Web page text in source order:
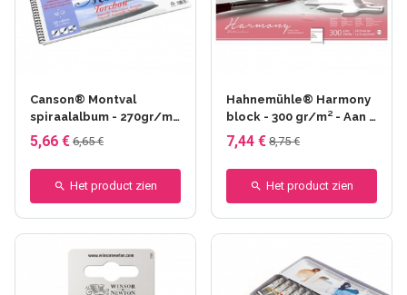
Canson® Montval
spiraalalbum - 270gr/m²
- Handdoekkorrel
5,66 € 6,65 €
Het product zien
Hahnemühle® Harmony
block - 300 gr/m² - Aan 4
zijden verlijmd - Fijne
korrel
7,44 € 8,75 €
Het product zien